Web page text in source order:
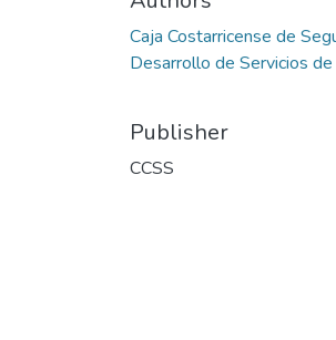
Caja Costarricense de
Desarrollo de Servicios de
Publisher
CCSS